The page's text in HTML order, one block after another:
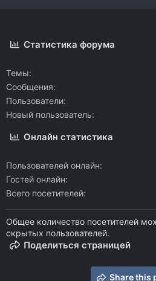
Статистика форума
Темы
Сообщения
Пользователи
Новый пользователь
Онлайн статистика
Пользователей онлайн
Гостей онлайн
Всего посетителей
Общее количество посетителей
скрытых пользователей.
Поделиться страницей
Share this